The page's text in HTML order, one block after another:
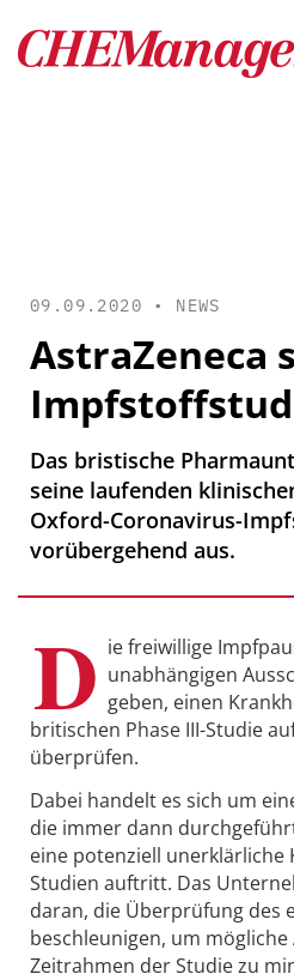
09.09.2020 • NEWS
AstraZeneca
Das bristische
seine laufenden
Oxford-Coronavirus-
vorübergehend aus.
D ie freiwillige
unabhängigen
geben, einen
britischen Phase III-Studie
überprüfen.
Dabei handelt es sich um
die immer dann
eine potenziell unerklärliche
Studien auftritt. Das
daran, die Überprüfung des
beschleunigen, um
Zeitrahmen der Studie zu